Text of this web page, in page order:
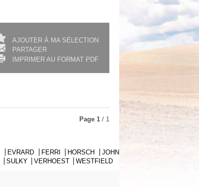
AJOUTER À MA SÉLECTION
PARTAGER
IMPRIMER AU FORMAT PDF
Page 1 / 1
EVRARD FERRI HORSCH
JOHN
SULKY VERHOEST WESTFIELD